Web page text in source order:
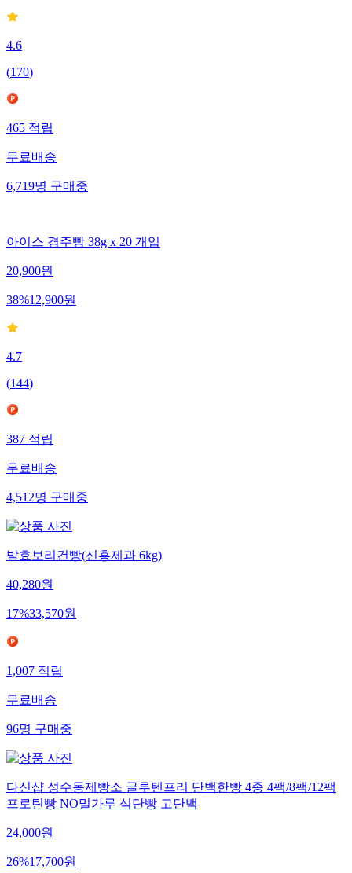
4.6
(170)
465적립
무료배송
6,719명구매중
아이스 경주빵 38g x 20 개입
20,900원
38%12,900원
4.7
(144)
387적립
무료배송
4,512명구매중
발효보리건빵(신흥제과 6kg)
40,280원
17%33,570원
1,007적립
무료배송
96명구매중
다신샵 성수동제빵소 글루텐프리 단백한빵 4종 4팩/8팩/12팩
프로틴빵 NO밀가루 식단빵 고단백
24,000원
26%17,700원